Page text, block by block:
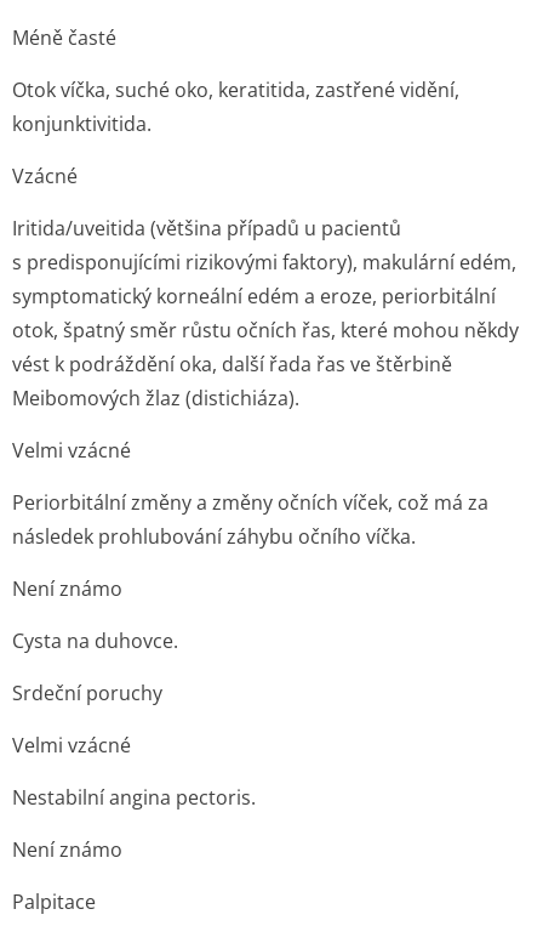
Méně časté
Otok víčka, suché oko, keratitida, zastřené vidění,
konjunktivitida.
Vzácné
Iritida/uveitida (většina případů u pacientů
s predisponujícími rizikovými faktory), makulární edém,
symptomatický korneální edém a eroze, periorbitální
otok, špatný směr růstu očních řas, které mohou někdy
vést k podráždění oka, další řada řas ve štěrbině
Meibomových žlaz (distichiáza).
Velmi vzácné
Periorbitální změny a změny očních víček, což má za
následek prohlubování záhybu očního víčka.
Není známo
Cysta na duhovce.
Srdeční poruchy
Velmi vzácné
Nestabilní angina pectoris.
Není známo
Palpitace